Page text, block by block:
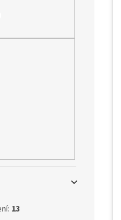
13